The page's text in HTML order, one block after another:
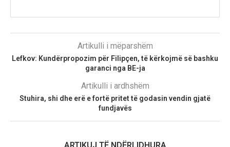
Artikulli i mëparshëm
Lefkov: Kundërpropozim për Filipçen, të kërkojmë së bashku
garanci nga BE-ja
Artikulli i ardhshëm
Stuhira, shi dhe erë e fortë pritet të godasin vendin gjatë
fundjavës